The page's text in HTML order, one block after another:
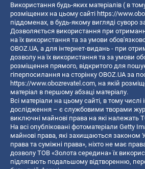
Використання будь-яких матеріалів ( в
розміщених на цьому сайті https://
піддоменах, в будь-якому вигляді суворо
Дозволяється використання при
на їх використання та за умови
OBOZ.UA, а для інтернет-видань - при
дозволу на їх використання та за умови
розміщення прямого, відкритого для
гіперпосилання на сторінку OBOZ.UA за
https://www.obozrevatel.com, на якій
матеріал в першому абзаці матеріалу.
Всі матеріали на цьому сайті, в тому числі
дослідження – є службовими творами
виключні майнові права на які належать
На всі опубліковані фотоматеріали Getty
майнові права, які захищаються законом
права та суміжні права», ніхто не має
дозволу ТОВ «Золота середина» їх
підлягають подальшому відтворенню,